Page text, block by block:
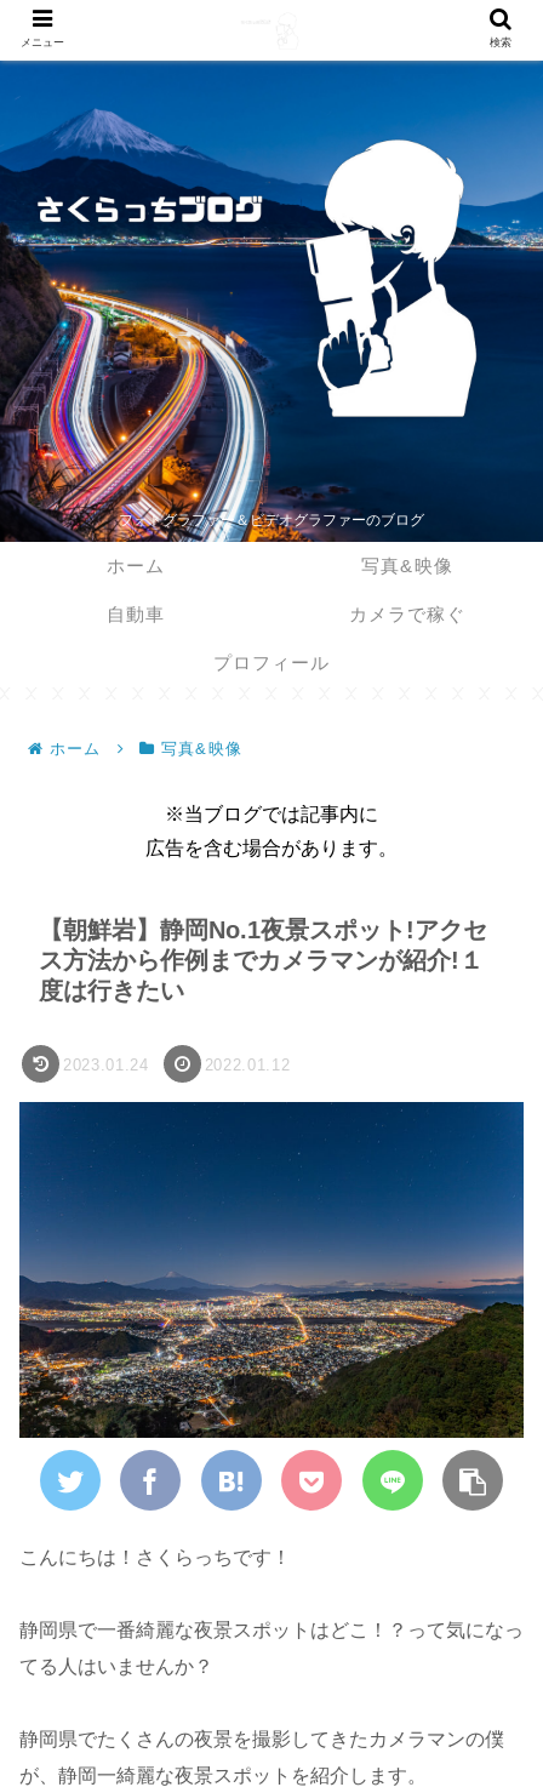
フォトグラファー＆ビデオグラファーのブログ
ホーム 写真&映像
自動車 カメラで稼ぐ
プロフィール
ホーム 写真&映像
※当ブログでは記事内に
広告を含む場合があります。
【朝鮮岩】静岡No.1夜景スポット!アクセ
ス方法から作例までカメラマンが紹介!１
度は行きたい
2023.01.24 2022.01.12
こんにちは！さくらっちです！
静岡県で一番綺麗な夜景スポットはどこ！？って気になっ
てる人はいませんか？
静岡県でたくさんの夜景を撮影してきたカメラマンの僕
が、静岡一綺麗な夜景スポットを紹介します。
メニュー 検索